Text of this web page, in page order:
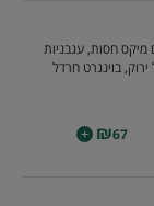
חסות, עגבניות
בוינגרט חרדל
₪67
+